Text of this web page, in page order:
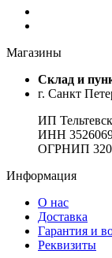
Магазины
Cклад и
г. Санкт
ИП
ИНН
ОГРНИП
Информация
О нас
Доставка
Гарантия и
Реквизиты